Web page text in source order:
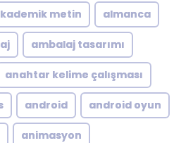
metin almanca
ambalaj tasarımı
anahtar kelime çalışması
android android oyun
animasyon